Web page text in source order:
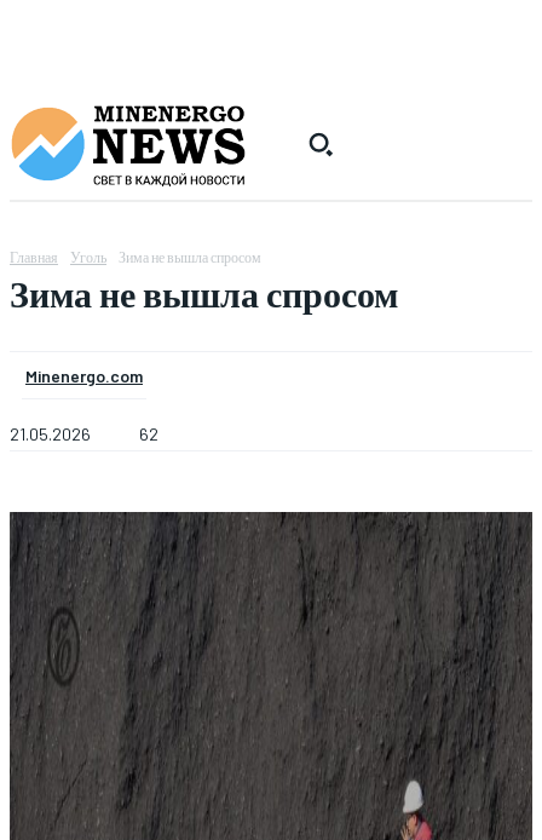
Главная Уголь Зима не вышла спросом
Зима не вышла спросом
Minenergo.com
21.05.2026 62